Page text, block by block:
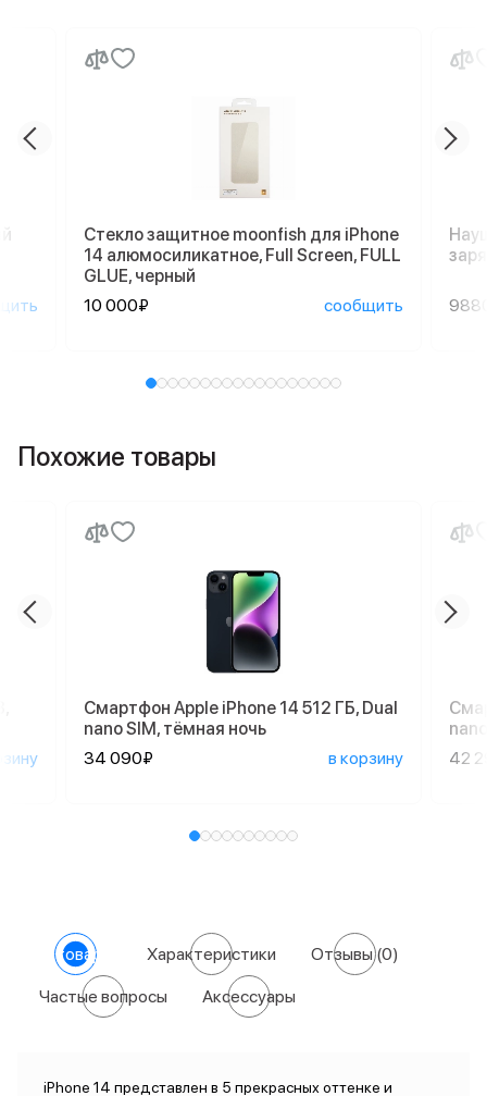
Стекло защитное moonfish для iPhone
14 алюмосиликатное, Full Screen, FULL
GLUE, черный
10 000₽
сообщить
Похожие товары
Смартфон Apple iPhone 14 512 ГБ, Dual
nano SIM, тёмная ночь
34 090₽
в корзину
42
О товаре Характеристики Отзывы(0)
Частые вопросы Аксессуары
iPhone 14 представлен в 5 прекрасных оттенке и